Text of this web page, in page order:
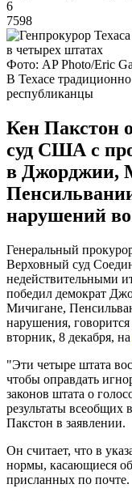
6
7598
Фото: AP Photo/Eric
В Техасе
республиканцы
Кен Пакстон
суд США с
в Джорджии,
нарушений во
Генеральный
Верховный суд
недействительными
победил демократ
Мичигане,
нарушения,
вторник, 8 декабря, на
"Эти четыре штата
чтобы оправдать
законов штата о
результаты всеобщих
Пакстон в заявлении.
Он считает, что в
нормы, касающиеся
присланных по почте.